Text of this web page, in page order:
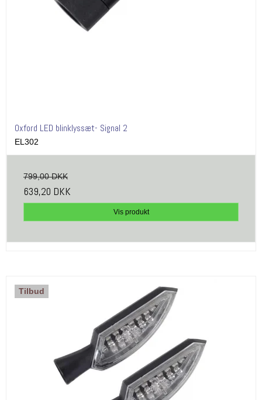
Oxford LED blinklyssæt- Signal 2
EL302
799,00 DKK
639,20 DKK
Vis produkt
Tilbud